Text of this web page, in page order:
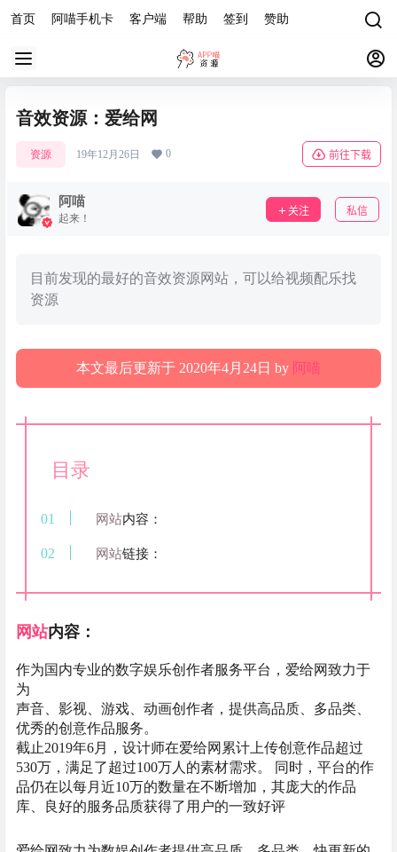
首页 阿喵手机卡 客户端 帮助 签到 赞助
音效资源：爱给网
资源 19年12月26日 0 前往下载
阿喵
起来！
关注 私信
目前发现的最好的音效资源网站，可以给视频配乐找
资源
本文最后更新于 2020年4月24日 by 阿喵
目录
网站内容：
网站链接：
网站内容：
作为国内专业的数字娱乐创作者服务平台，爱给网致力于
为
声音、影视、游戏、动画创作者，提供高品质、多品类、
优秀的创意作品服务。
截止2019年6月，设计师在爱给网累计上传创意作品超过
530万，满足了超过100万人的素材需求。 同时，平台的作
品仍在以每月近10万的数量在不断增加，其庞大的作品
库、良好的服务品质获得了用户的一致好评